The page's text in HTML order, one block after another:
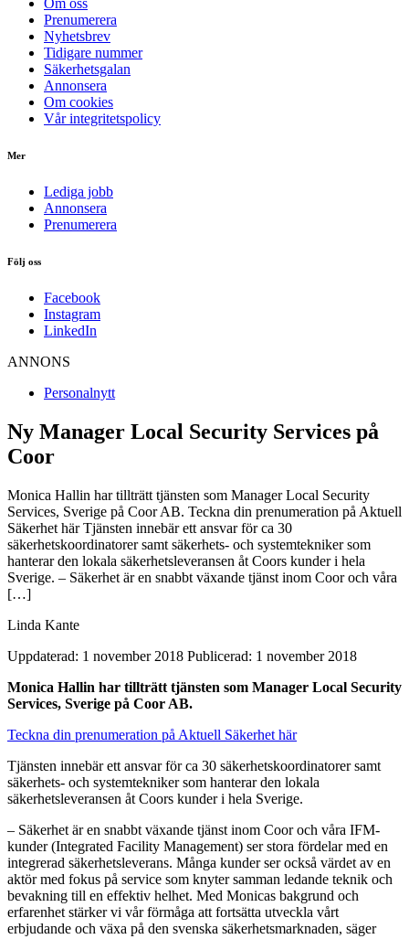
Prenumerera
Nyhetsbrev
Tidigare nummer
Säkerhetsgalan
Annonsera
Om cookies
Vår integritetspolicy
Mer
Lediga jobb
Annonsera
Prenumerera
Följ oss
Facebook
Instagram
LinkedIn
ANNONS
Personalnytt
Ny Manager Local Security Services på
Coor
Monica Hallin har tillträtt tjänsten som Manager Local Security
Services, Sverige på Coor AB. Teckna din prenumeration på Aktuell
Säkerhet här Tjänsten innebär ett ansvar för ca 30
säkerhetskoordinatorer samt säkerhets- och systemtekniker som
hanterar den lokala säkerhetsleveransen åt Coors kunder i hela
Sverige. – Säkerhet är en snabbt växande tjänst inom Coor och våra
[…]
Linda Kante
Uppdaterad: 1 november 2018 Publicerad: 1 november 2018
Monica Hallin har tillträtt tjänsten som Manager Local Security
Services, Sverige på Coor AB.
Teckna din prenumeration på Aktuell Säkerhet här
Tjänsten innebär ett ansvar för ca 30 säkerhetskoordinatorer samt
säkerhets- och systemtekniker som hanterar den lokala
säkerhetsleveransen åt Coors kunder i hela Sverige.
– Säkerhet är en snabbt växande tjänst inom Coor och våra IFM-
kunder (Integrated Facility Management) ser stora fördelar med en
integrerad säkerhetsleverans. Många kunder ser också värdet av en
aktör med fokus på service som knyter samman ledande teknik och
bevakning till en effektiv helhet. Med Monicas bakgrund och
erfarenhet stärker vi vår förmåga att fortsätta utveckla vårt
erbjudande och växa på den svenska säkerhetsmarknaden, säger